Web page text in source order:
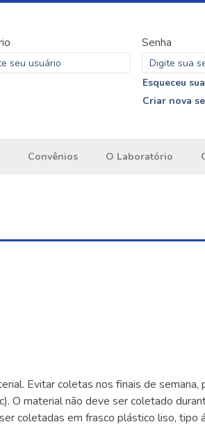
Senha
Esqueceu
Criar nova
Convênios O Laboratório
Evitar coletas nos finais de semana,
O material não deve ser coletado
coletadas em frasco plástico liso, tipo